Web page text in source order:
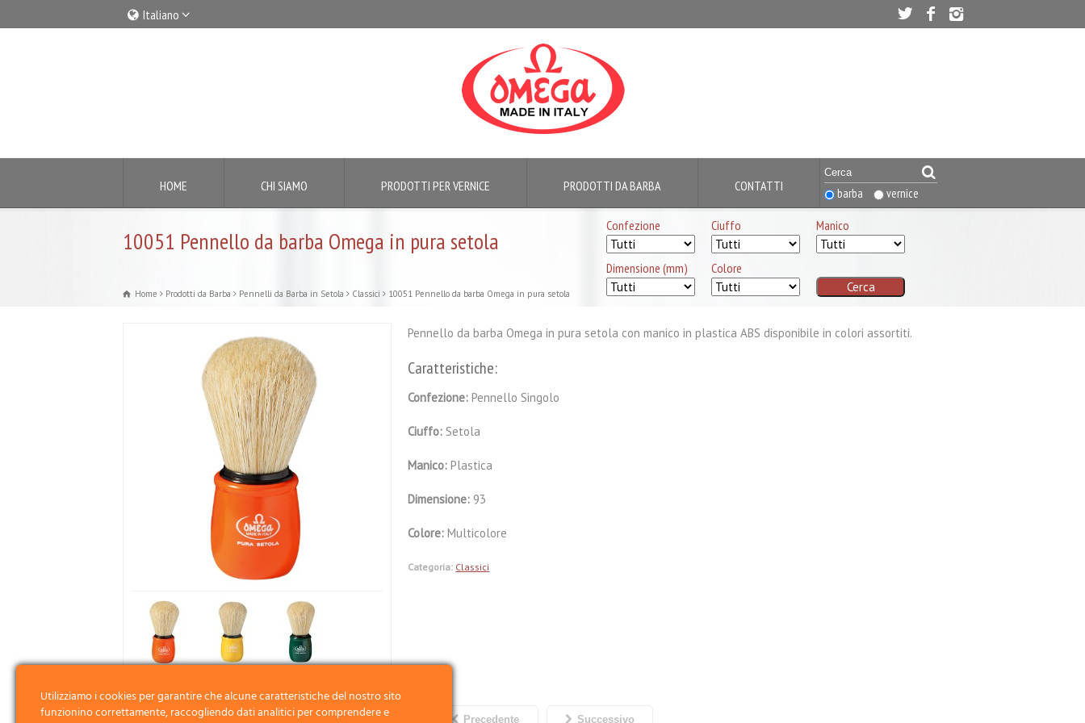
Italiano
HOME CHI SIAMO PRODOTTI PER VERNICE PRODOTTI DA BARBA CONTATTI barba vernice
10051 Pennello da barba Omega in pura setola
Home Prodotti da Barba Pennelli da Barba in Setola Classici 10051 Pennello da barba Omega in pura setola
Confezione Ciuffo Manico
Dimensione (mm) Colore
Pennello da barba Omega in pura setola con manico in plastica ABS disponibile in colori assortiti.
Caratteristiche:
Confezione:Pennello Singolo
Ciuffo:Setola
Manico:Plastica
Dimensione: 93
Colore:Multicolore
Categoria: Classici
Precedente Successivo
Utilizziamo i cookies per garantire che alcune caratteristiche del nostro sito
funzionino correttamente, raccogliendo dati analitici per comprendere e